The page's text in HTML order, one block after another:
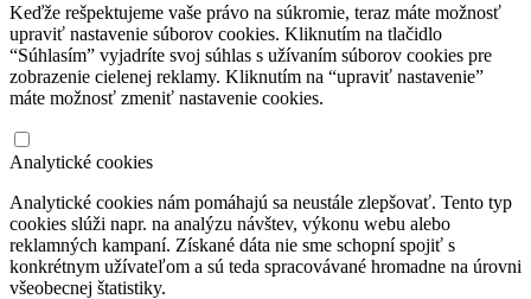
Keďže rešpektujeme vaše právo na súkromie, teraz máte možnosť
upraviť nastavenie súborov cookies. Kliknutím na tlačidlo
“Súhlasím” vyjadríte svoj súhlas s užívaním súborov cookies pre
zobrazenie cielenej reklamy. Kliknutím na “upraviť nastavenie”
máte možnosť zmeniť nastavenie cookies.
Analytické cookies
Analytické cookies nám pomáhajú sa neustále zlepšovať. Tento typ
cookies slúži napr. na analýzu návštev, výkonu webu alebo
reklamných kampaní. Získané dáta nie sme schopní spojiť s
konkrétnym užívateľom a sú teda spracovávané hromadne na úrovni
všeobecnej štatistiky.